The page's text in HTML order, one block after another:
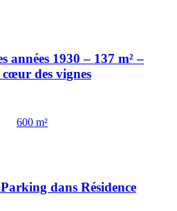
années 1930 – 137 m² –
des vignes
600 m²
dans Résidence